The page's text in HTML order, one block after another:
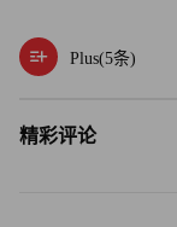
Plus(5条)
精彩评论